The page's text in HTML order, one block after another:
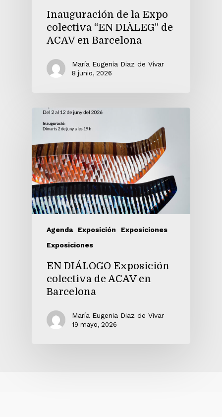
Inauguración de la Expo
colectiva “EN DIÀLEG” de
ACAV en Barcelona
María Eugenia Diaz de Vivar
8 junio, 2026
Agenda Exposición
Exposiciones
Exposiciones
EN DIÁLOGO Exposición
colectiva de ACAV en
Barcelona
María Eugenia Diaz de Vivar
19 mayo, 2026